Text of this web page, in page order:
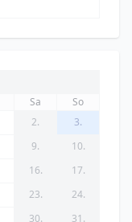
Sa
So
2.
3.
9.
10.
16.
17.
23.
24.
30. 31.